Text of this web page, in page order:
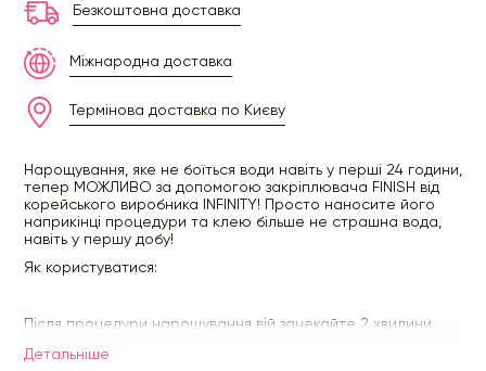
Безкоштовна доставка
Міжнародна доставка
Термінова доставка по Києву
Нарощування, яке не боїться води навіть у перші 24 години,
тепер МОЖЛИВО за допомогою закріплювача FINISH від
корейського виробника INFINITY! Просто наносите його
наприкінці процедури та клею більше не страшна вода,
навіть у першу добу!
Як користуватися:
Після процедури нарощування вій зачекайте 2 хвилини.
нанесіть на місце склеювання, якомога ближче до лінії
Детальнiше